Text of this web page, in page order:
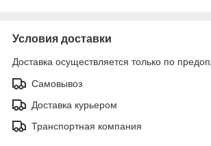
Условия доставки
Доставка осуществляется только по
Самовывоз
Доставка курьером
Транспортная компания